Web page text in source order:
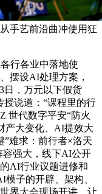
手艺前沿曲冲使用狂
行各业中落地使
摆设AI处理方案，
日，万元以下假货
授说道：“课程里的行
世代数字平安“防火
产大变化、AI提效大
”难求：前行者×洛天
容强大，线下AI公开
AI行业议题进修和
模子的开辟、架构、
界大会现场开讲，让